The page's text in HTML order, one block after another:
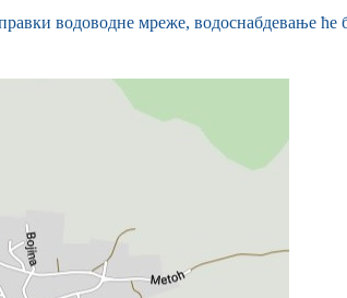
водоводне мреже, водоснабдевање ће